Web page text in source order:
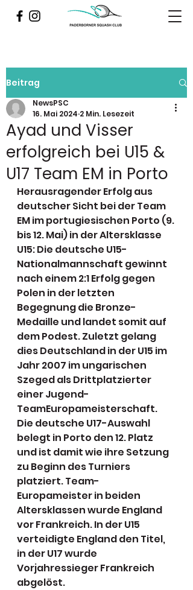
Beitrag
Ayad und Visser
erfolgreich bei U15 &
U17 Team EM in Porto
NewsPSC
16. Mai 2024 2 Min. Lesezeit
Herausragender Erfolg aus
deutscher Sicht bei der Team
EM im portugiesischen Porto (9.
bis 12. Mai) in der Altersklasse
U15: Die deutsche U15-
Nationalmannschaft gewinnt
nach einem 2:1 Erfolg gegen
Polen in der letzten
Begegnung die Bronze-
Medaille und landet somit auf
dem Podest. Zuletzt gelang
dies Deutschland in der U15 im
Jahr 2007 im ungarischen
Szeged als Drittplatzierter
einer Jugend-
TeamEuropameisterschaft.
Die deutsche U17-Auswahl
belegt in Porto den 12. Platz
und ist damit wie ihre Setzung
zu Beginn des Turniers
platziert. Team-
Europameister in beiden
Altersklassen wurde England
vor Frankreich. In der U15
verteidigte England den Titel,
in der U17 wurde
Vorjahressieger Frankreich
abgelöst.